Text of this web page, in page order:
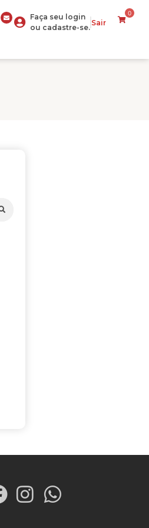
Faça seu login
ou cadastre-se.
Sair
0